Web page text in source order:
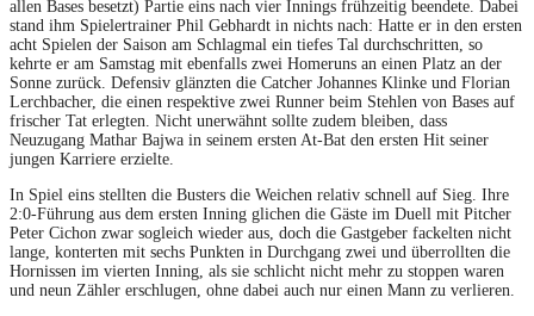
allen Bases besetzt) Partie eins nach vier Innings frühzeitig beendete. Dabei
stand ihm Spielertrainer Phil Gebhardt in nichts nach: Hatte er in den ersten
acht Spielen der Saison am Schlagmal ein tiefes Tal durchschritten, so
kehrte er am Samstag mit ebenfalls zwei Homeruns an einen Platz an der
Sonne zurück. Defensiv glänzten die Catcher Johannes Klinke und Florian
Lerchbacher, die einen respektive zwei Runner beim Stehlen von Bases auf
frischer Tat erlegten. Nicht unerwähnt sollte zudem bleiben, dass
Neuzugang Mathar Bajwa in seinem ersten At-Bat den ersten Hit seiner
jungen Karriere erzielte.
In Spiel eins stellten die Busters die Weichen relativ schnell auf Sieg. Ihre
2:0-Führung aus dem ersten Inning glichen die Gäste im Duell mit Pitcher
Peter Cichon zwar sogleich wieder aus, doch die Gastgeber fackelten nicht
lange, konterten mit sechs Punkten in Durchgang zwei und überrollten die
Hornissen im vierten Inning, als sie schlicht nicht mehr zu stoppen waren
und neun Zähler erschlugen, ohne dabei auch nur einen Mann zu verlieren.